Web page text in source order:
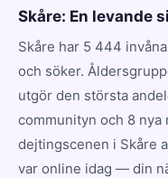
Skåre: En levande
Skåre har 5 444
och söker.
utgör den största
communityn och 8
dejtingscenen i Skåre
var online idag — din